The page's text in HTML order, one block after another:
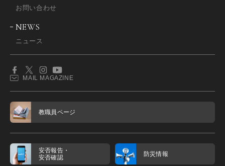
お問い合わせ
NEWS
ニュース
MAIL MAGAZINE
教職員ページ
安否報告・
安否確認
防災情報